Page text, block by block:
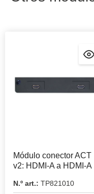
Módulo conector ACT
v2: HDMI-A a HDMI-A
N.º art.: TP821010